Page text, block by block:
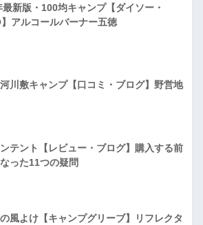
新版・100均キャンプ【ダイソー・
アルコールバーナー五徳
川敷キャンプ【口コミ・ブログ】野営地
テント【レビュー・ブログ】購入する前
った11つの疑問
風よけ【キャンプグリーブ】リフレクタ